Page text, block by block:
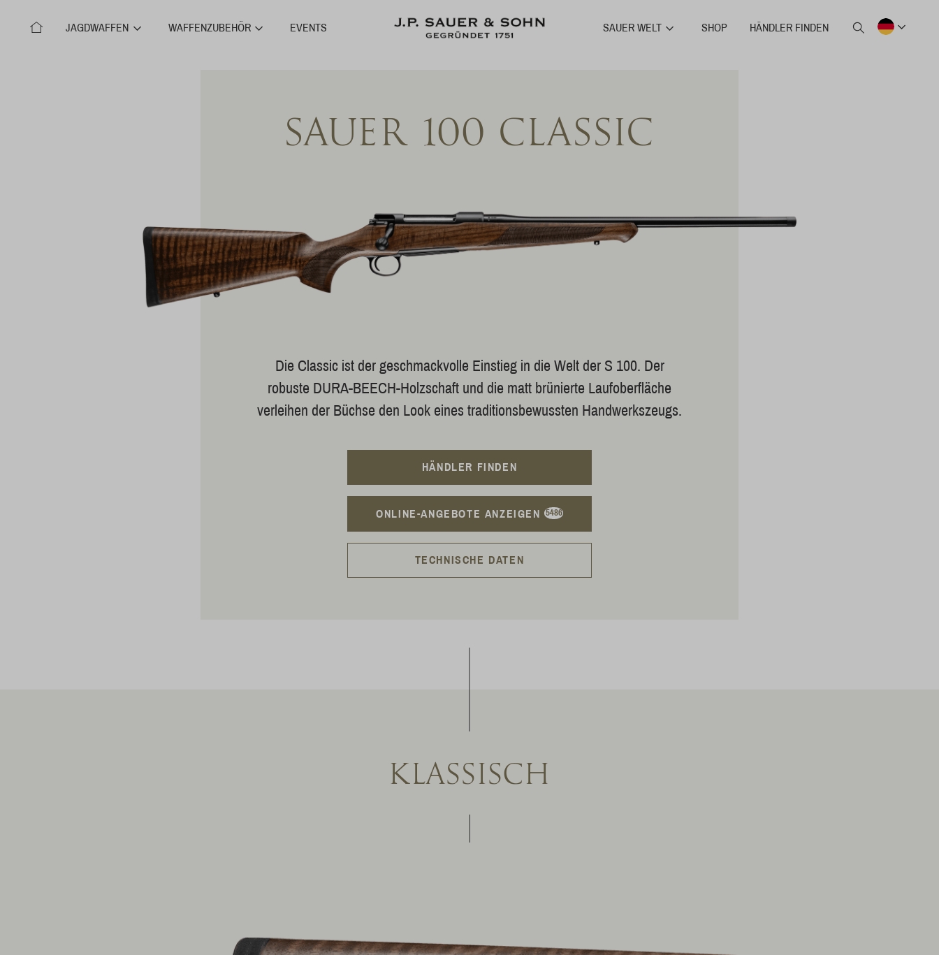
JAGDWAFFEN WAFFENZUBEHÖR EVENTS SAUER WELT SHOP HÄNDLER FINDEN
SAUER 100 CLASSIC
Die Classic ist der geschmackvolle Einstieg in die Welt der S 100. Der
robuste DURA-BEECH-Holzschaft und die matt brünierte Laufoberfläche
verleihen der Büchse den Look eines traditionsbewussten Handwerkszeugs.
HÄNDLER FINDEN
ONLINE-ANGEBOTE ANZEIGEN5486
TECHNISCHE DATEN
KLASSISCH